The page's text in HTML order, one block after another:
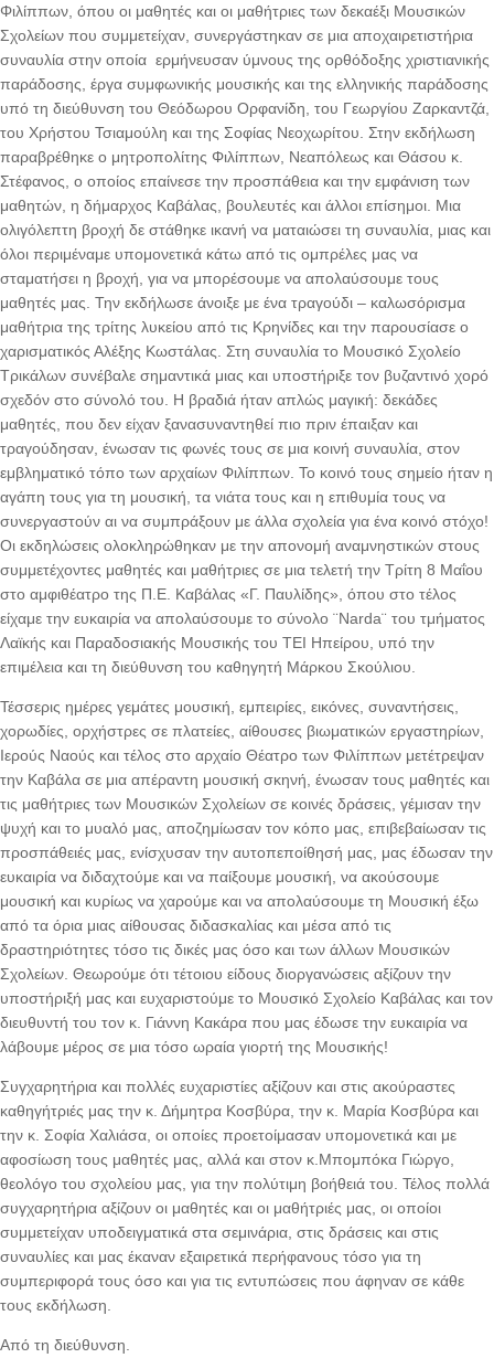
Φιλίππων, όπου οι μαθητές και οι μαθήτριες των δεκαέξι Μουσικών
Σχολείων που συμμετείχαν, συνεργάστηκαν σε μια αποχαιρετιστήρια
συναυλία στην οποία ερμήνευσαν ύμνους της ορθόδοξης χριστιανικής
παράδοσης, έργα συμφωνικής μουσικής και της ελληνικής παράδοσης
υπό τη διεύθυνση του Θεόδωρου Ορφανίδη, του Γεωργίου Ζαρκαντζά,
του Χρήστου Τσιαμούλη και της Σοφίας Νεοχωρίτου. Στην εκδήλωση
παραβρέθηκε ο μητροπολίτης Φιλίππων, Νεαπόλεως και Θάσου κ.
Στέφανος, ο οποίος επαίνεσε την προσπάθεια και την εμφάνιση των
μαθητών, η δήμαρχος Καβάλας, βουλευτές και άλλοι επίσημοι. Μια
ολιγόλεπτη βροχή δε στάθηκε ικανή να ματαιώσει τη συναυλία, μιας και
όλοι περιμέναμε υπομονετικά κάτω από τις ομπρέλες μας να
σταματήσει η βροχή, για να μπορέσουμε να απολαύσουμε τους
μαθητές μας. Την εκδήλωσε άνοιξε με ένα τραγούδι – καλωσόρισμα
μαθήτρια της τρίτης λυκείου από τις Κρηνίδες και την παρουσίασε ο
χαρισματικός Αλέξης Κωστάλας. Στη συναυλία το Μουσικό Σχολείο
Τρικάλων συνέβαλε σημαντικά μιας και υποστήριξε τον βυζαντινό χορό
σχεδόν στο σύνολό του. Η βραδιά ήταν απλώς μαγική: δεκάδες
μαθητές, που δεν είχαν ξανασυναντηθεί πιο πριν έπαιξαν και
τραγούδησαν, ένωσαν τις φωνές τους σε μια κοινή συναυλία, στον
εμβληματικό τόπο των αρχαίων Φιλίππων. Το κοινό τους σημείο ήταν η
αγάπη τους για τη μουσική, τα νιάτα τους και η επιθυμία τους να
συνεργαστούν αι να συμπράξουν με άλλα σχολεία για ένα κοινό στόχο!
Οι εκδηλώσεις ολοκληρώθηκαν με την απονομή αναμνηστικών στους
συμμετέχοντες μαθητές και μαθήτριες σε μια τελετή την Τρίτη 8 Μαΐου
στο αμφιθέατρο της Π.Ε. Καβάλας «Γ. Παυλίδης», όπου στο τέλος
είχαμε την ευκαιρία να απολαύσουμε το σύνολο ¨Narda¨ του τμήματος
Λαϊκής και Παραδοσιακής Μουσικής του ΤΕΙ Ηπείρου, υπό την
επιμέλεια και τη διεύθυνση του καθηγητή Μάρκου Σκούλιου.
Τέσσερις ημέρες γεμάτες μουσική, εμπειρίες, εικόνες, συναντήσεις,
χορωδίες, ορχήστρες σε πλατείες, αίθουσες βιωματικών εργαστηρίων,
Ιερούς Ναούς και τέλος στο αρχαίο Θέατρο των Φιλίππων μετέτρεψαν
την Καβάλα σε μια απέραντη μουσική σκηνή, ένωσαν τους μαθητές και
τις μαθήτριες των Μουσικών Σχολείων σε κοινές δράσεις, γέμισαν την
ψυχή και το μυαλό μας, αποζημίωσαν τον κόπο μας, επιβεβαίωσαν τις
προσπάθειές μας, ενίσχυσαν την αυτοπεποίθησή μας, μας έδωσαν την
ευκαιρία να διδαχτούμε και να παίξουμε μουσική, να ακούσουμε
μουσική και κυρίως να χαρούμε και να απολαύσουμε τη Μουσική έξω
από τα όρια μιας αίθουσας διδασκαλίας και μέσα από τις
δραστηριότητες τόσο τις δικές μας όσο και των άλλων Μουσικών
Σχολείων. Θεωρούμε ότι τέτοιου είδους διοργανώσεις αξίζουν την
υποστήριξή μας και ευχαριστούμε το Μουσικό Σχολείο Καβάλας και τον
διευθυντή του τον κ. Γιάννη Κακάρα που μας έδωσε την ευκαιρία να
λάβουμε μέρος σε μια τόσο ωραία γιορτή της Μουσικής!
Συγχαρητήρια και πολλές ευχαριστίες αξίζουν και στις ακούραστες
καθηγήτριές μας την κ. Δήμητρα Κοσβύρα, την κ. Μαρία Κοσβύρα και
την κ. Σοφία Χαλιάσα, οι οποίες προετοίμασαν υπομονετικά και με
αφοσίωση τους μαθητές μας, αλλά και στον κ.Μπομπόκα Γιώργο,
θεολόγο του σχολείου μας, για την πολύτιμη βοήθειά του. Τέλος πολλά
συγχαρητήρια αξίζουν οι μαθητές και οι μαθήτριές μας, οι οποίοι
συμμετείχαν υποδειγματικά στα σεμινάρια, στις δράσεις και στις
συναυλίες και μας έκαναν εξαιρετικά περήφανους τόσο για τη
συμπεριφορά τους όσο και για τις εντυπώσεις που άφηναν σε κάθε
τους εκδήλωση.
Από τη διεύθυνση.